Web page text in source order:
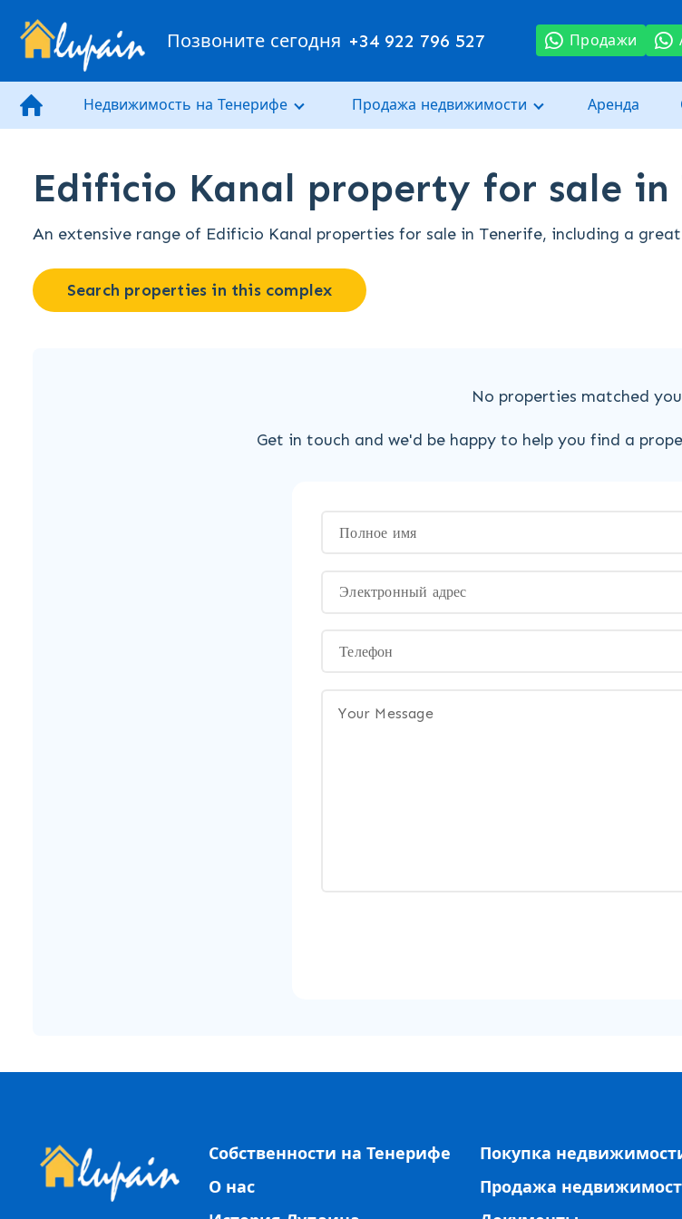
Позвоните сегодня +34 922 796 527 Продажи
Недвижимость на Тенерифе Продажа недвижимости Аренда
Edificio Kanal property for sale in
An extensive range of Edificio Kanal properties for sale in Tenerife, including a
Search properties in this complex
No properties matched
Get in touch and we'd be happy to help you find a
Собственности на Тенерифе
О нас
Покупка
Продажа